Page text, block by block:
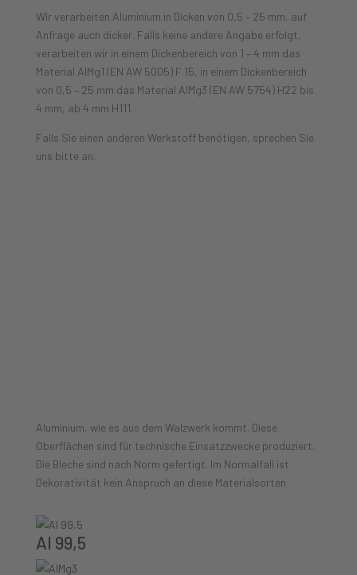
Wir verarbeiten Aluminium in Dicken von 0,5 – 25 mm, auf
Anfrage auch dicker. Falls keine andere Angabe erfolgt,
verarbeiten wir in einem Dickenbereich von 1 – 4 mm das
Material AlMg1 (EN AW 5005) F 15, in einem Dickenbereich
von 0,5 – 25 mm das Material AlMg3 (EN AW 5754) H22 bis
4 mm, ab 4 mm H111.
Falls Sie einen anderen Werkstoff benötigen, sprechen Sie
uns bitte an.
Aluminium, wie es aus dem Walzwerk kommt. Diese
Oberflächen sind für technische Einsatzzwecke produziert.
Die Bleche sind nach Norm gefertigt. Im Normalfall ist
Dekorativität kein Anspruch an diese Materialsorten
Al 99,5